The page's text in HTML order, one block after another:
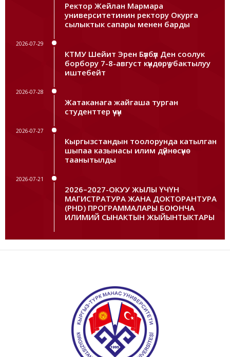
Ректор Жейлан Мармара
университетинин ректору Окурга
сылыктык сапары менен барды
2026-07-29
КТМУ Шейит Эрен Бүлбүл Ден соолук
борбору 7-8-август күндөрү убактылуу
иштебейт
2026-07-28
Жатаканага жайгаша турган
студенттер үчүн
2026-07-27
Кыргызстандын тоолорунда катылган
шыпаа казынасы илим дүйнөсүнө
таанытылды
2026-07-21
2026–2027-ОКУУ ЖЫЛЫ ҮЧҮН
МАГИСТРАТУРА ЖАНА ДОКТОРАНТУРА
(PHD) ПРОГРАММАЛАРЫ БОЮНЧА
ИЛИМИЙ СЫНАКТЫН ЖЫЙЫНТЫКТАРЫ